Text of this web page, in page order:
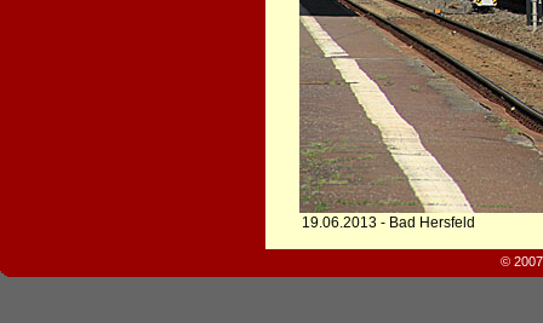
19.06.2013 - Bad Hersfeld
©